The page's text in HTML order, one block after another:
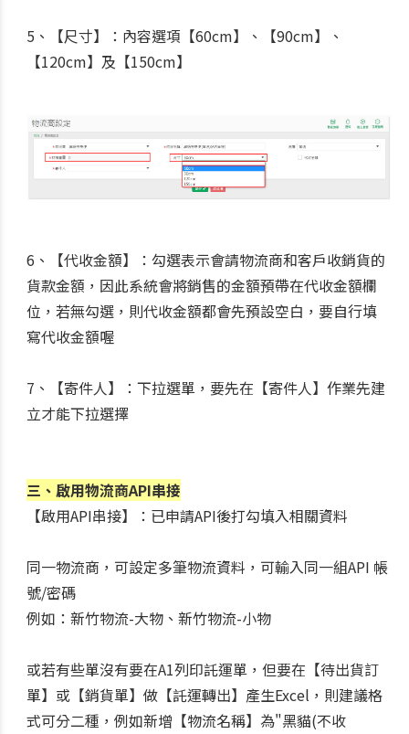
5、【尺寸】：內容選項【60cm】、【90cm】、
【120cm】及【150cm】
6、
【代收金額】：勾選表示會請物流商和客戶收銷貨的
貨款金額，因此系統會將銷售的金額預帶在代收金額欄
位，若無勾選，則代收金額都會先預設空白，要自行填
寫代收金額喔
7、
【寄件人】：下拉選單，要先在【寄件人】作業先建
立才能下拉選擇
三、啟用物流商API串接
【啟用API串接】：已申請API後打勾填入相關資料
同一物流商，可設定多筆物流資料，可輸入同一組API 帳
號/密碼
例如：新竹物流-大物、新竹物流-小物
或若有些單沒有要在A1列印託運單，但要在【待出貨訂
單】或【銷貨單】做【託運轉出】產生Excel，則建議格
式可分二種，例如新增【物流名稱】為"黑貓(不收